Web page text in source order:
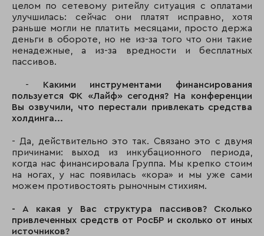
целом по сетевому ритейлу ситуация с оплатами
улучшилась: сейчас они платят исправно, хотя
раньше могли не платить месяцами, просто держа
деньги в обороте, но не из-за того что они такие
ненадежные, а из-за вредности и бесплатных
пассивов.
- Какими инструментами финансирования
пользуется ФК «Лайф» сегодня? На конференции
Вы озвучили, что перестали привлекать средства
холдинга...
- Да, действительно это так. Связано это с двумя
причинами: выход из инкубационного периода,
когда нас финансировала Группа. Мы крепко стоим
на ногах, у нас появилась «кора» и мы уже сами
можем противостоять рыночным стихиям.
- А какая у Вас структура пассивов? Сколько
привлеченных средств от РосБР и сколько от иных
источников?